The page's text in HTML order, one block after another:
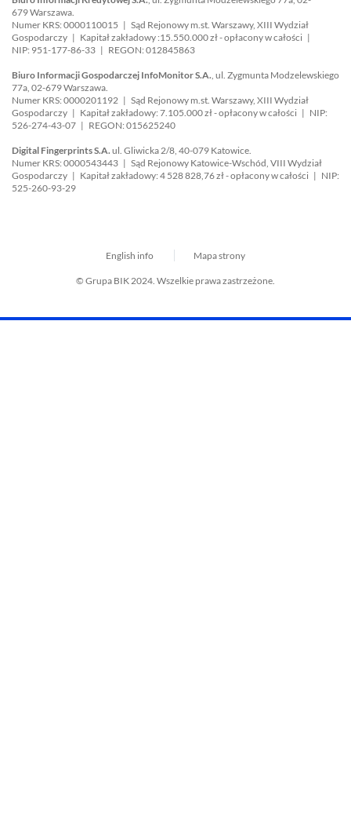
679 Warszawa.
Numer KRS: 0000110015 | Sąd Rejonowy m.st. Warszawy, XIII Wydział
Gospodarczy | Kapitał zakładowy :15.550.000 zł - opłacony w całości |
NIP: 951-177-86-33 | REGON: 012845863
Biuro Informacji Gospodarczej InfoMonitor S.A. , ul. Zygmunta Modzelewskiego
77a, 02-679 Warszawa.
Numer KRS: 0000201192 | Sąd Rejonowy m.st. Warszawy, XIII Wydział
Gospodarczy | Kapitał zakładowy: 7.105.000 zł - opłacony w całości | NIP:
526-274-43-07 | REGON: 015625240
Digital Fingerprints S.A. ul. Gliwicka 2/8, 40-079 Katowice.
Numer KRS: 0000543443 | Sąd Rejonowy Katowice-Wschód, VIII Wydział
Gospodarczy | Kapitał zakładowy: 4 528 828,76 zł - opłacony w całości | NIP:
525-260-93-29
© Grupa BIK 2024. Wszelkie prawa zastrzeżone.
English info Mapa strony